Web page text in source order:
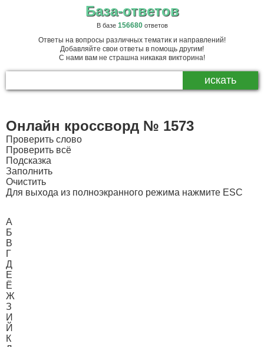
База-ответов
В базе 156680ответов
Ответы на вопросы различных тематик и направлений!
Добавляйте свои ответы в помощь другим!
С нами вам не страшна никакая викторина!
Онлайн кроссворд № 1573
Проверить слово
Проверить всё
Подсказка
Заполнить
Очистить
Для выхода из полноэкранного режима нажмите ESC
А
Б
В
Г
Д
Е
Ё
Ж
З
И
Й
К